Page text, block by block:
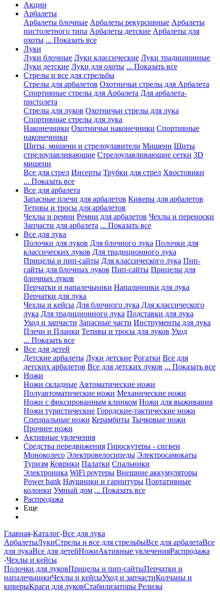
Акции
Арбалеты
Арбалеты блочные Арбалеты рекурсивные Арбалеты
пистолетного типа Арбалеты детские Арбалеты для
охоты ... Показать все
Луки
Луки блочные Луки классические Луки традиционные
Луки детские Луки для охоты ... Показать все
Стрелы и все для стрельбы
Стрелы для арбалетов Охотничьи стрелы для Арбалета
Спортивные стрелы для Арбалета Для арбалета-
пистолета
Стрелы для луков Охотничьи стрелы для лука
Спортивные стрелы для лука
Наконечники Охотничьи наконечники Спортивные
наконечники
Щиты, мишени и стрелоулавители Мишени Щиты
стрелоулавливающие Стрелоулавливающие сетки 3D
мишени
Все для стрел Инсерты Трубки для стрел Хвостовики
... Показать все
Все для арбалета
Запасные плечи для арбалетов Киверы для арбалетов
Тетивы и тросы для арбалетов
Чехлы и ремни Ремни для арбалетов Чехлы и переноски
Запчасти для арбалета ... Показать все
Все для лука
Полочки для луков Для блочного лука Полочки для
классических луков Для традиционного лука
Прицелы и пип-сайты Для классического лука Пип-
сайты для блочных луков Пип-сайты Прицелы для
блочных луков
Перчатки и напалечьники Напальчники для лука
Перчатки для лука
Чехлы и кейсы Для блочного лука Для классического
лука Для традиционного лука Подставки для лука
Уход и запчасти Запасные части Инструменты для лука
Плечи и Планки Тетивы и тросы для луков Уход
... Показать все
Все для детей
Детские арбалеты Луки детские Рогатки Все для
детских арбалетов Все для детских луков ... Показать все
Ножи
Ножи складные Автоматические ножи
Полуавтоматические ножи Механические ножи
Ножи с фиксированным клинком Ножи для выживания
Ножи туристические Городские-тактические ножи
Специальные ножи Керамбиты Тычковые ножи
Прочиее ножи
Активные увлечения
Средства передвижения Гироскутеры - сигвеи
Моноколесо Электровелосипеды Электросамокаты
Туризм Коврики Палатки Спальники
Электроника WiFi роутеры Внешние аккумуляторы
Power bank Наушники и гарнитуры Портативные
колонки Умный дом ... Показать все
Распродажа
Еще
Главная-Каталог-Все для лука
АрбалетыЛукиСтрелы и все для стрельбыВсе для арбалетаВсе
для лукаВсе для детейНожиАктивные увлеченияРаспродажа
-Чехлы и кейсы
Полочки для луковПрицелы и пип-сайтыПерчатки и
напалечьникиЧехлы и кейсыУход и запчастиКолчаны и
киверыКраги для луковСтабилизаторы Релизы